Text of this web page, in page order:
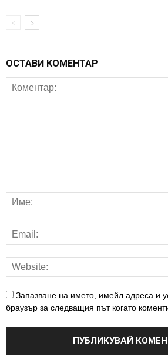
ОСТАВИ КОМЕНТАР
Запазване на името, имейл адреса и
браузър за следващия път когато